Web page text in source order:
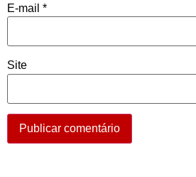
E-mail *
Site